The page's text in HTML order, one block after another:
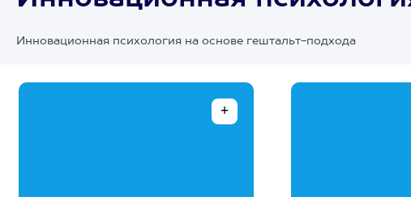
Инновационная психология на основе гештальт-подхода